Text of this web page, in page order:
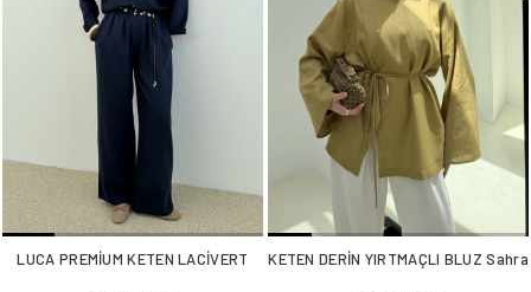
LUCA PREMİUM KETEN LACİVERT KETEN DERİN YIRTMAÇLI BLUZ Sahra